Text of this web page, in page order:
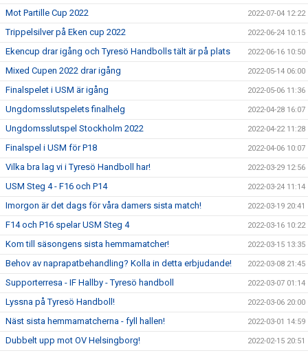
Mot Partille Cup 2022 2022-07-04 12:22
Trippelsilver på Eken cup 2022 2022-06-24 10:15
Ekencup drar igång och Tyresö Handbolls tält är på plats 2022-06-16 10:50
Mixed Cupen 2022 drar igång 2022-05-14 06:00
Finalspelet i USM är igång 2022-05-06 11:36
Ungdomsslutspelets finalhelg 2022-04-28 16:07
Ungdomsslutspel Stockholm 2022 2022-04-22 11:28
Finalspel i USM för P18 2022-04-06 10:07
Vilka bra lag vi i Tyresö Handboll har! 2022-03-29 12:56
USM Steg 4 - F16 och P14 2022-03-24 11:14
Imorgon är det dags för våra damers sista match! 2022-03-19 20:41
F14 och P16 spelar USM Steg 4 2022-03-16 10:22
Kom till säsongens sista hemmamatcher! 2022-03-15 13:35
Behov av naprapatbehandling? Kolla in detta erbjudande! 2022-03-08 21:45
Supporterresa - IF Hallby - Tyresö handboll 2022-03-07 01:14
Lyssna på Tyresö Handboll! 2022-03-06 20:00
Näst sista hemmamatcherna - fyll hallen! 2022-03-01 14:59
Dubbelt upp mot OV Helsingborg! 2022-02-15 20:51